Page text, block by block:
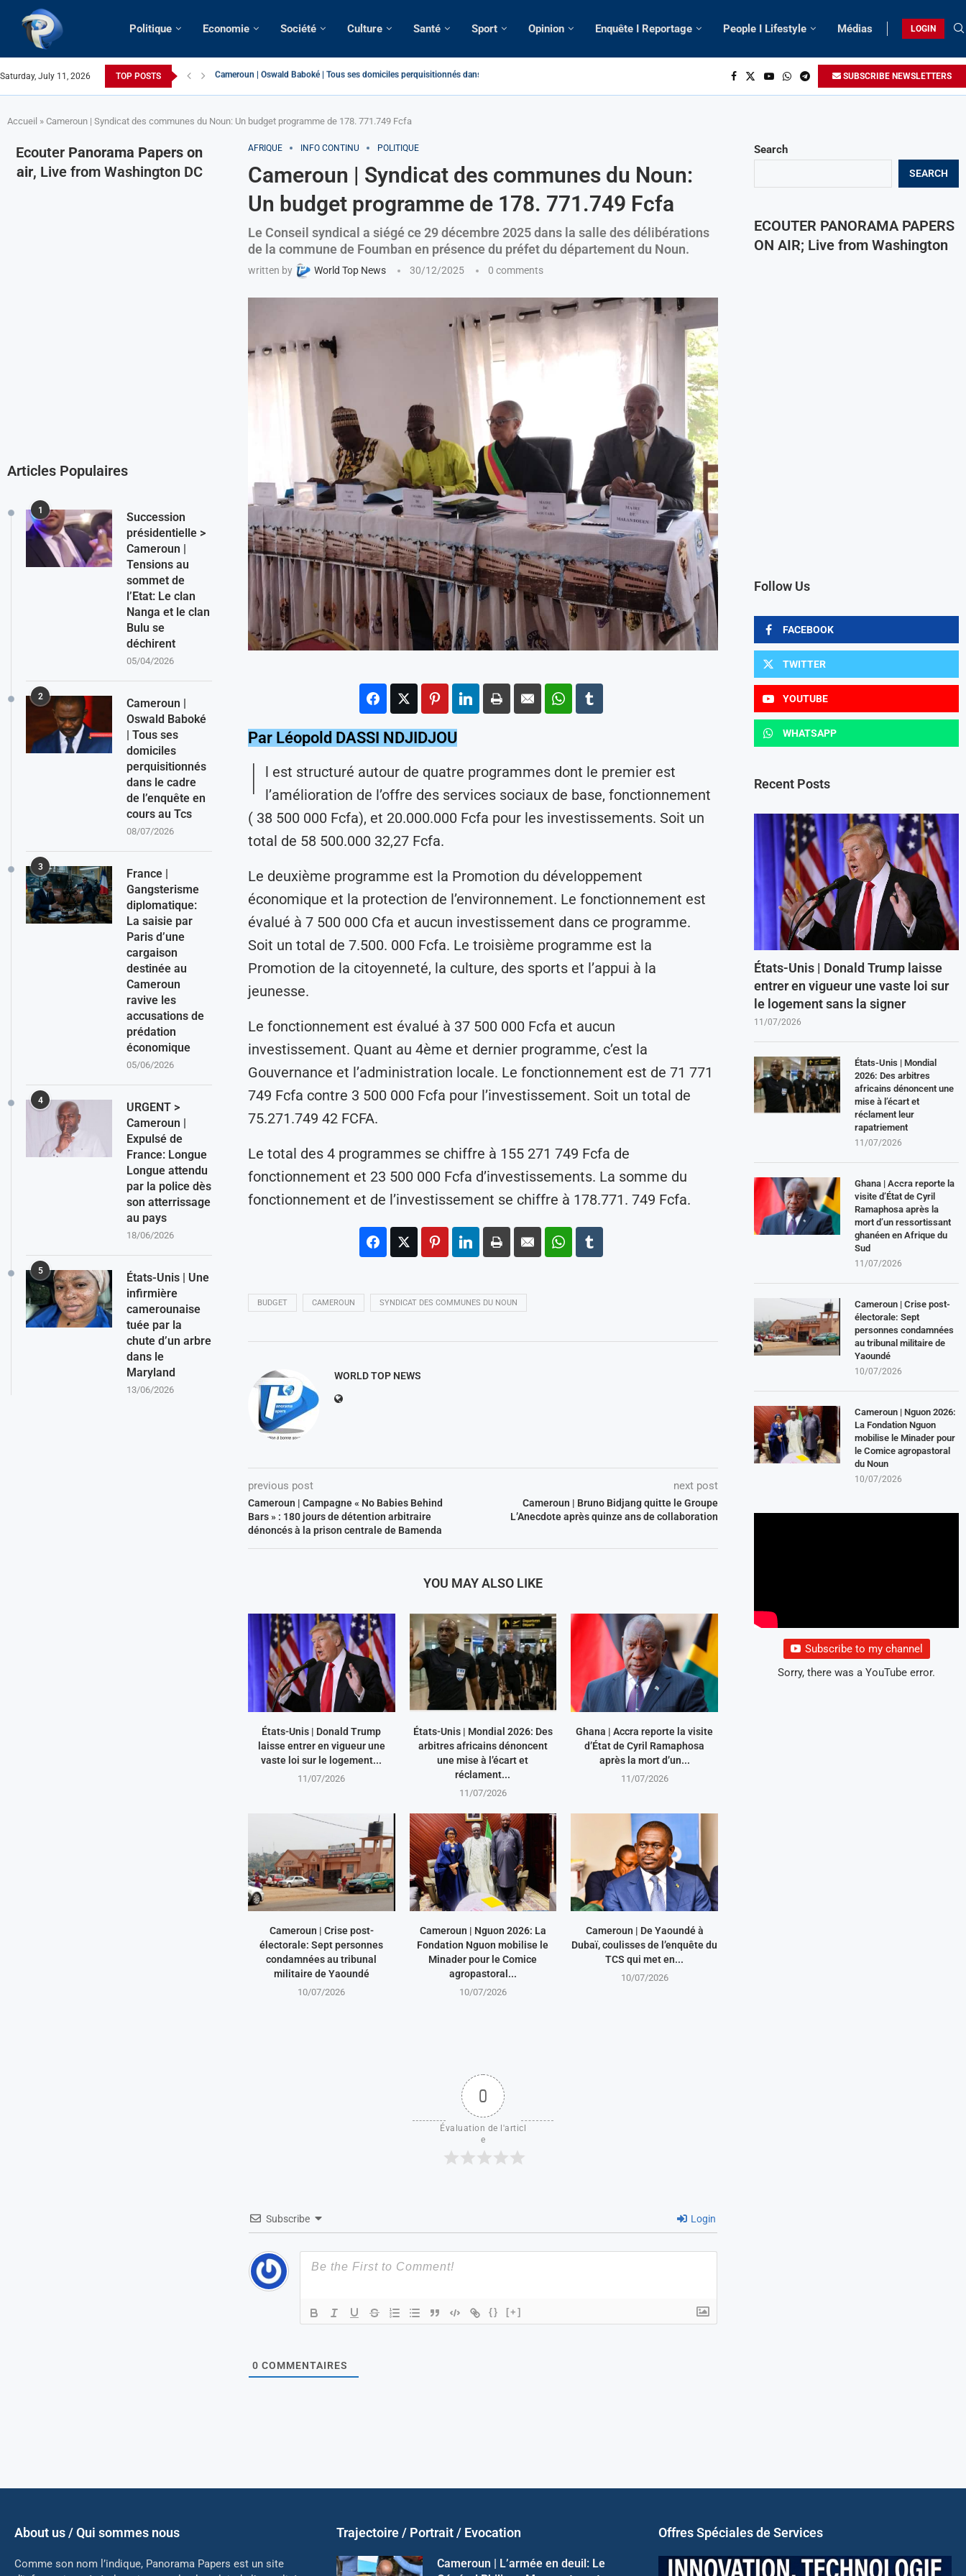
Politique Economie Société Culture Santé Sport Opinion Enquête I Reportage People I Lifestyle Médias LOGIN
Saturday, July 11, 2026 TOP POSTS France | Gangsterisme diplomatique: La saisie par Paris d’une cargaison destinée... SUBSCRIBE NEWSLETTERS
Accueil » Cameroun | Syndicat des communes du Noun: Un budget programme de 178. 771.749 Fcfa
AFRIQUE INFO CONTINU POLITIQUE
Cameroun | Syndicat des communes du Noun:
Un budget programme de 178. 771.749 Fcfa
Le Conseil syndical a siégé ce 29 décembre 2025 dans la salle des délibérations
de la commune de Foumban en présence du préfet du département du Noun.
written by World Top News 30/12/2025 0 comments
Par Léopold DASSI NDJIDJOU
I
l est structuré autour de quatre programmes dont le premier est
l’amélioration de l’offre des services sociaux de base, fonctionnement
( 38 500 000 Fcfa), et 20.000.000 Fcfa pour les investissements. Soit un
total de 58 500.000 32,27 Fcfa.
Le deuxième programme est la Promotion du développement
économique et la protection de l’environnement. Le fonctionnement est
évalué à 7 500 000 Cfa et aucun investissement dans ce programme.
Soit un total de 7.500. 000 Fcfa. Le troisième programme est la
Promotion de la citoyenneté, la culture, des sports et l’appui à la
jeunesse.
Le fonctionnement est évalué à 37 500 000 Fcfa et aucun
investissement. Quant au 4ème et dernier programme, c’est la
Gouvernance et l’administration locale. Le fonctionnement est de 71 771
749 Fcfa contre 3 500 000 Fcfa pour l’investissement. Soit un total de
75.271.749 42 FCFA.
Le total des 4 programmes se chiffre à 155 271 749 Fcfa de
fonctionnement et 23 500 000 Fcfa d’investissements. La somme du
fonctionnement et de l’investissement se chiffre à 178.771. 749 Fcfa.
BUDGET CAMEROUN SYNDICAT DES COMMUNES DU NOUN
WORLD TOP NEWS
previous post
Cameroun | Campagne « No Babies Behind
Bars » : 180 jours de détention arbitraire
dénoncés à la prison centrale de Bamenda
next post
Cameroun | Bruno Bidjang quitte le Groupe
L’Anecdote après quinze ans de collaboration
YOU MAY ALSO LIKE
États-Unis | Donald Trump
laisse entrer en vigueur une
vaste loi sur le logement...
11/07/2026
États-Unis | Mondial 2026: Des
arbitres africains dénoncent
une mise à l’écart et
réclament...
11/07/2026
Ghana | Accra reporte la visite
d’État de Cyril Ramaphosa
après la mort d’un...
11/07/2026
Cameroun | Crise post-
électorale: Sept personnes
condamnées au tribunal
militaire de Yaoundé
10/07/2026
Cameroun | Nguon 2026: La
Fondation Nguon mobilise le
Minader pour le Comice
agropastoral...
10/07/2026
Cameroun | De Yaoundé à
Dubaï, coulisses de l’enquête du
TCS qui met en...
10/07/2026
0
Évaluation de l'articl
e
Subscribe Login
{} [+]
0 COMMENTAIRES
Search
SEARCH
ECOUTER PANORAMA PAPERS
ON AIR; Live from Washington
Follow Us
FACEBOOK
TWITTER
YOUTUBE
WHATSAPP
Recent Posts
États-Unis | Donald Trump laisse
entrer en vigueur une vaste loi sur
le logement sans la signer
11/07/2026
États-Unis | Mondial
2026: Des arbitres
africains dénoncent une
mise à l’écart et
réclament leur
rapatriement
11/07/2026
Ghana | Accra reporte la
visite d’État de Cyril
Ramaphosa après la
mort d’un ressortissant
ghanéen en Afrique du
Sud
11/07/2026
Cameroun | Crise post-
électorale: Sept
personnes condamnées
au tribunal militaire de
Yaoundé
10/07/2026
Cameroun | Nguon 2026:
La Fondation Nguon
mobilise le Minader pour
le Comice agropastoral
du Noun
10/07/2026
Subscribe to my channel
Sorry, there was a YouTube error.
Ecouter Panorama Papers on
air, Live from Washington DC
Articles Populaires
1
Succession
présidentielle >
Cameroun |
Tensions au
sommet de
l’Etat: Le clan
Nanga et le clan
Bulu se
déchirent
05/04/2026
2
Cameroun |
Oswald Baboké
| Tous ses
domiciles
perquisitionnés
dans le cadre
de l’enquête en
cours au Tcs
08/07/2026
3
France |
Gangsterisme
diplomatique:
La saisie par
Paris d’une
cargaison
destinée au
Cameroun
ravive les
accusations de
prédation
économique
05/06/2026
4
URGENT >
Cameroun |
Expulsé de
France: Longue
Longue attendu
par la police dès
son atterrissage
au pays
18/06/2026
5
États-Unis | Une
infirmière
camerounaise
tuée par la
chute d’un arbre
dans le
Maryland
13/06/2026
About us / Qui sommes nous
Comme son nom l’indique, Panorama Papers est un site
Trajectoire / Portrait / Evocation
Cameroun | L’armée en deuil: Le
Offres Spéciales de Services